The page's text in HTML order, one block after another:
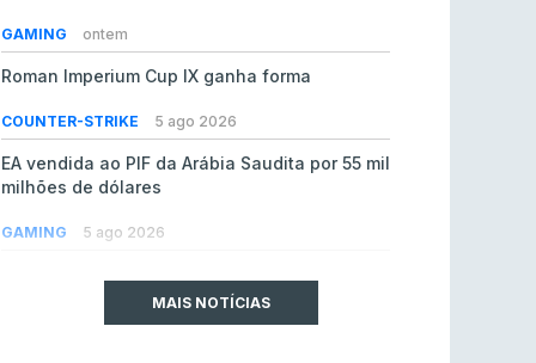
GAMING ontem
Roman Imperium Cup IX ganha forma
COUNTER-STRIKE 5 ago 2026
EA vendida ao PIF da Arábia Saudita por 55 mil
milhões de dólares
GAMING 5 ago 2026
MAIS NOTÍCIAS